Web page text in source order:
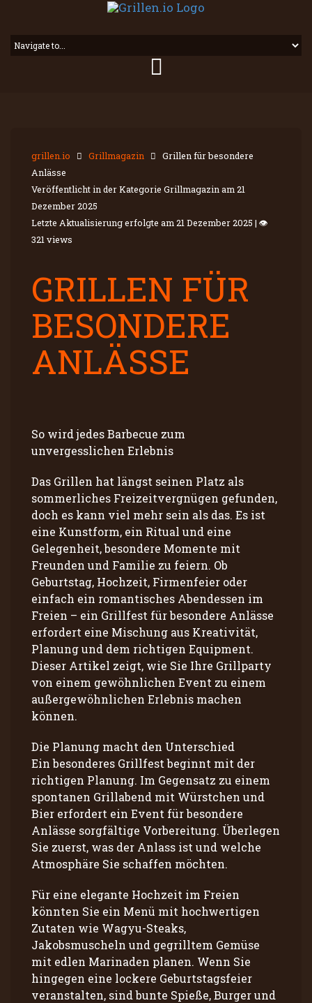
grillen.io Grillmagazin
Grillen für besondere
Anlässe
Veröffentlicht in der Kategorie Grillmagazin am 21
Dezember 2025
Letzte Aktualisierung erfolgte am 21 Dezember 2025 | 👁
321 views
GRILLEN FÜR
BESONDERE
ANLÄSSE
So wird jedes Barbecue zum
unvergesslichen Erlebnis
Das Grillen hat längst seinen Platz als
sommerliches Freizeitvergnügen gefunden,
doch es kann viel mehr sein als das. Es ist
eine Kunstform, ein Ritual und eine
Gelegenheit, besondere Momente mit
Freunden und Familie zu feiern. Ob
Geburtstag, Hochzeit, Firmenfeier oder
einfach ein romantisches Abendessen im
Freien – ein Grillfest für besondere Anlässe
erfordert eine Mischung aus Kreativität,
Planung und dem richtigen Equipment.
Dieser Artikel zeigt, wie Sie Ihre Grillparty
von einem gewöhnlichen Event zu einem
außergewöhnlichen Erlebnis machen
können.
Die Planung macht den Unterschied
Ein besonderes Grillfest beginnt mit der
richtigen Planung. Im Gegensatz zu einem
spontanen Grillabend mit Würstchen und
Bier erfordert ein Event für besondere
Anlässe sorgfältige Vorbereitung. Überlegen
Sie zuerst, was der Anlass ist und welche
Atmosphäre Sie schaffen möchten.
Für eine elegante Hochzeit im Freien
könnten Sie ein Menü mit hochwertigen
Zutaten wie Wagyu-Steaks,
Jakobsmuscheln und gegrilltem Gemüse
mit edlen Marinaden planen. Wenn Sie
hingegen eine lockere Geburtstagsfeier
veranstalten, sind bunte Spieße, Burger und